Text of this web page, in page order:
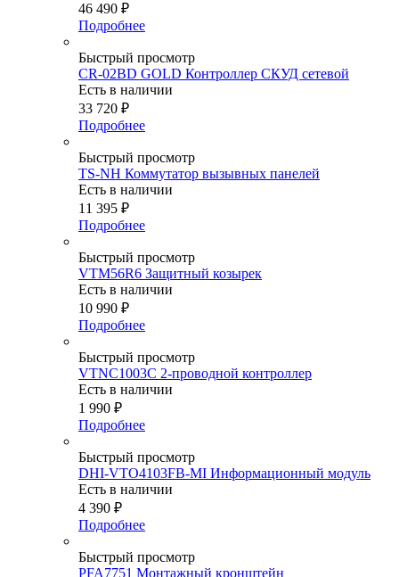
46 490 ₽
Подробнее
Быстрый просмотр
CR-02BD GOLD Контроллер СКУД сетевой
Есть в наличии
33 720 ₽
Подробнее
Быстрый просмотр
TS-NH Коммутатор вызывных панелей
Есть в наличии
11 395 ₽
Подробнее
Быстрый просмотр
VTM56R6 Защитный козырек
Есть в наличии
10 990 ₽
Подробнее
Быстрый просмотр
VTNC1003C 2-проводной контроллер
Есть в наличии
1 990 ₽
Подробнее
Быстрый просмотр
DHI-VTO4103FB-MI Информационный модуль
Есть в наличии
4 390 ₽
Подробнее
Быстрый просмотр
PFA7751 Монтажный кронштейн